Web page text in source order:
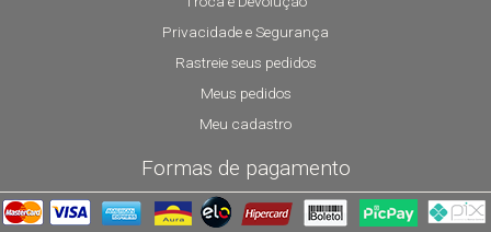
Privacidade e Segurança
Rastreie seus pedidos
Meus pedidos
Meu cadastro
Formas de pagamento